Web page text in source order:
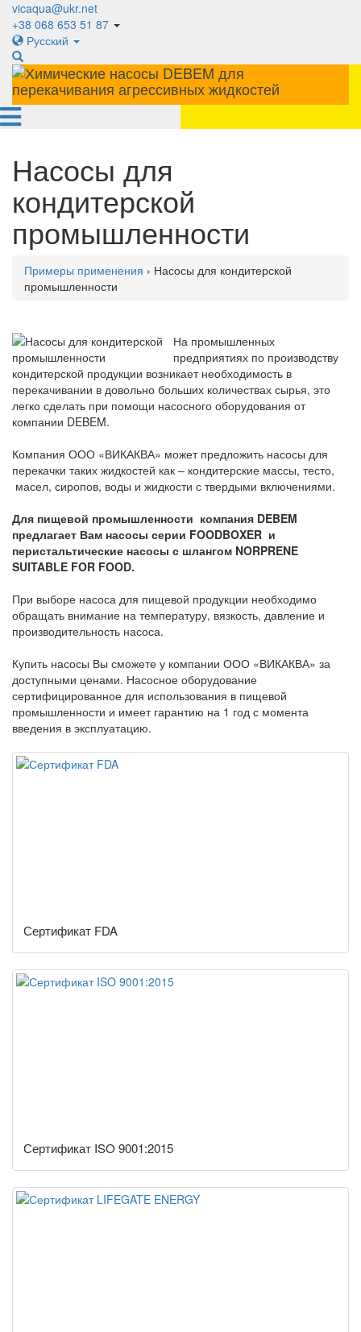
vicaqua@ukr.net
+38 068 653 51 87
Русский
Насосы для
кондитерской
промышленности
Примеры применения › Насосы для кондитерской
промышленности
На промышленных
предприятиях по производству
кондитерской продукции возникает необходимость в
перекачивании в довольно больших количествах сырья, это
легко сделать при помощи насосного оборудования от
компании DEBEM.
Компания ООО «ВИКАКВА» может предложить насосы для
перекачки таких жидкостей как – кондитерские массы, тесто,
масел, сиропов, воды и жидкости с твердыми включениями.
Для пищевой промышленности компания DEBEM
предлагает Вам насосы серии FOODBOXER и
перистальтические насосы с шлангом NORPRENE
SUITABLE FOR FOOD.
При выборе насоса для пищевой продукции необходимо
обращать внимание на температуру, вязкость, давление и
производительность насоса.
Купить насосы Вы сможете у компании ООО «ВИКАКВА» за
доступными ценами. Насосное оборудование
сертифицированное для использования в пищевой
промышленности и имеет гарантию на 1 год с момента
введения в эксплуатацию.
Сертификат FDA
Сертификат ISO 9001:2015